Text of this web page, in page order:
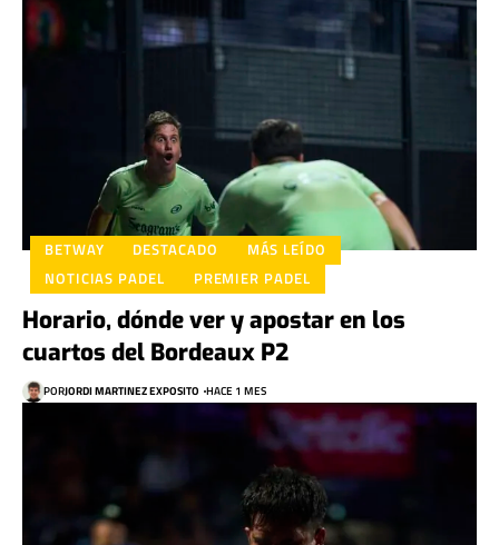
BETWAY DESTACADO
MÁS LEÍDO
NOTICIAS PADEL
PREMIER PADEL
Horario, dónde ver y apostar en los
cuartos del Bordeaux P2
PORJORDI MARTINEZ EXPOSITO HACE 1 MES